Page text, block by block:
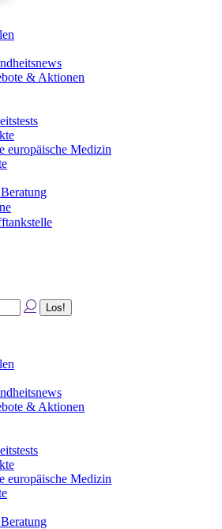
& Aktionen
europäische Medizin
& Aktionen
europäische Medizin